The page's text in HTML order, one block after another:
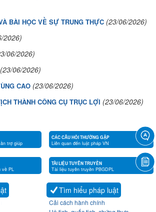
BÀI HỌC VỀ SỰ TRUNG THỰC (23/06/2026)
2026)
06/2026)
(23/06/2026)
CAO (23/06/2026)
THÀNH CÔNG CỤ TRỤC LỢI (23/06/2026)
trợ giúp
CÁC CÂU HỎI THƯỜNG GẶP
Liên quan đến luật pháp VN
về PL
TÀI LIỆU TUYÊN TRUYỀN
Tài liệu tuyên truyền PBGDPL
Tìm hiểu pháp luật
Cải cách hành chính